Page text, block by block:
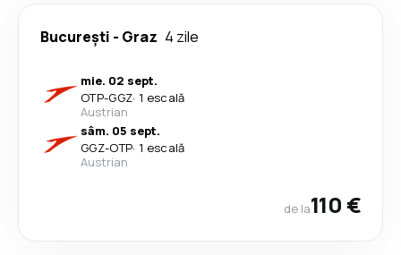
București - Graz 4 zile
mie. 02 sept.
OTP-GGZ· 1 escală
Austrian
sâm. 05 sept.
GGZ-OTP· 1 escală
Austrian
de la110 €